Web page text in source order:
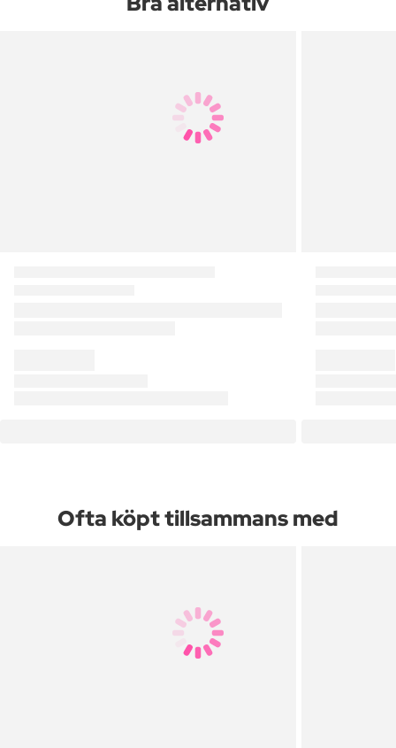
Ofta köpt tillsammans med